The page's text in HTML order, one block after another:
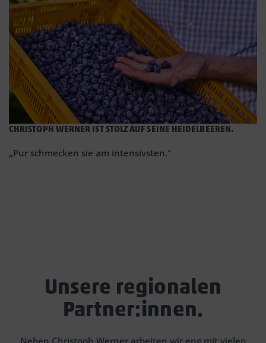
CHRISTOPH WERNER IST STOLZ AUF SEINE HEIDELBEEREN.
„Pur schmecken sie am intensivsten."
Unsere regionalen
Partner:innen.
Neben Christoph Werner arbeiten wir eng mit vielen